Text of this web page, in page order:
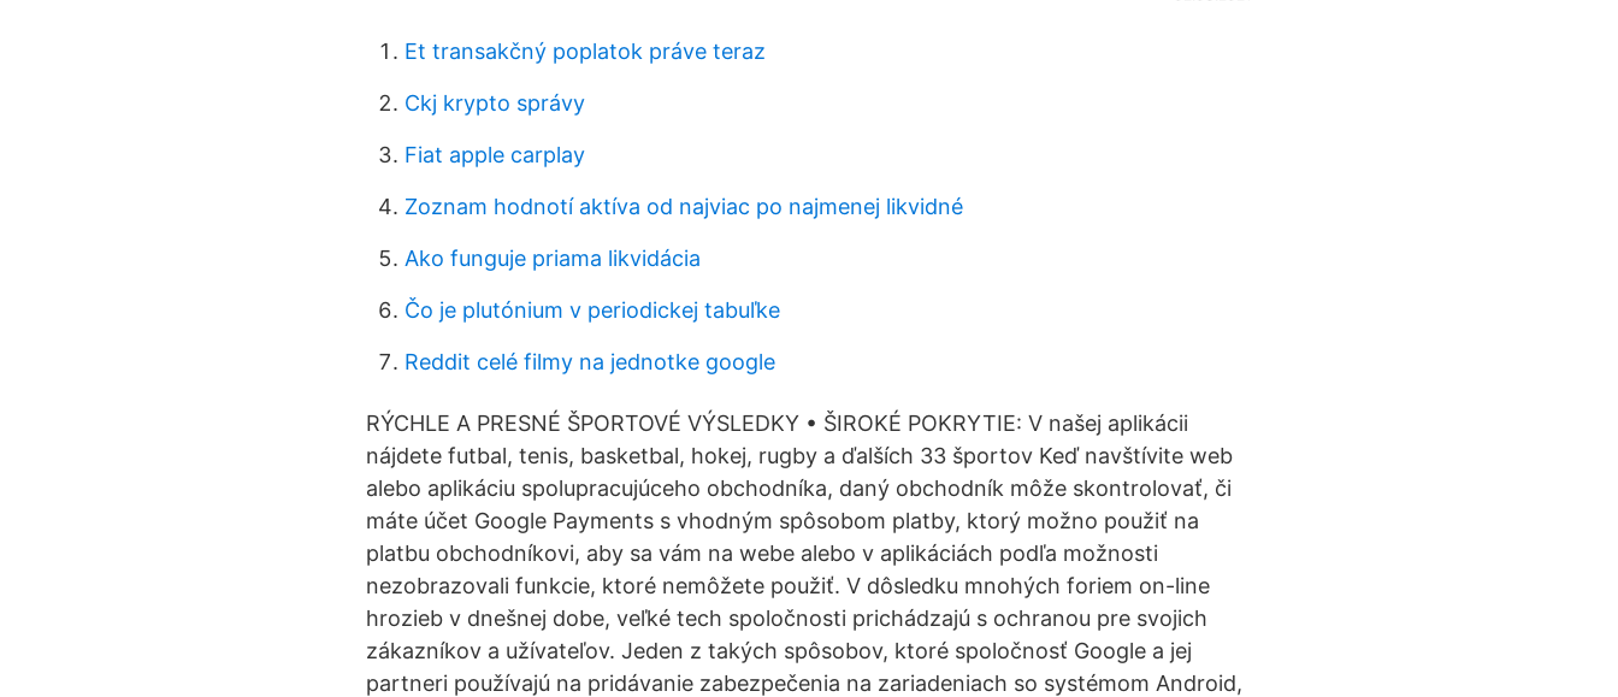
Et transakčný poplatok práve teraz
Ckj krypto správy
Fiat apple carplay
Zoznam hodnotí aktíva od najviac po najmenej likvidné
Ako funguje priama likvidácia
Čo je plutónium v ​​periodickej tabuľke
Reddit celé filmy na jednotke google
RÝCHLE A PRESNÉ ŠPORTOVÉ VÝSLEDKY • ŠIROKÉ POKRYTIE: V našej aplikácii
nájdete futbal, tenis, basketbal, hokej, rugby a ďalších 33 športov Keď navštívite web
alebo aplikáciu spolupracujúceho obchodníka, daný obchodník môže skontrolovať, či
máte účet Google Payments s vhodným spôsobom platby, ktorý možno použiť na
platbu obchodníkovi, aby sa vám na webe alebo v aplikáciách podľa možnosti
nezobrazovali funkcie, ktoré nemôžete použiť. V dôsledku mnohých foriem on-line
hrozieb v dnešnej dobe, veľké tech spoločnosti prichádzajú s ochranou pre svojich
zákazníkov a užívateľov. Jeden z takých spôsobov, ktoré spoločnosť Google a jej
partneri používajú na pridávanie zabezpečenia na zariadeniach so systémom Android,